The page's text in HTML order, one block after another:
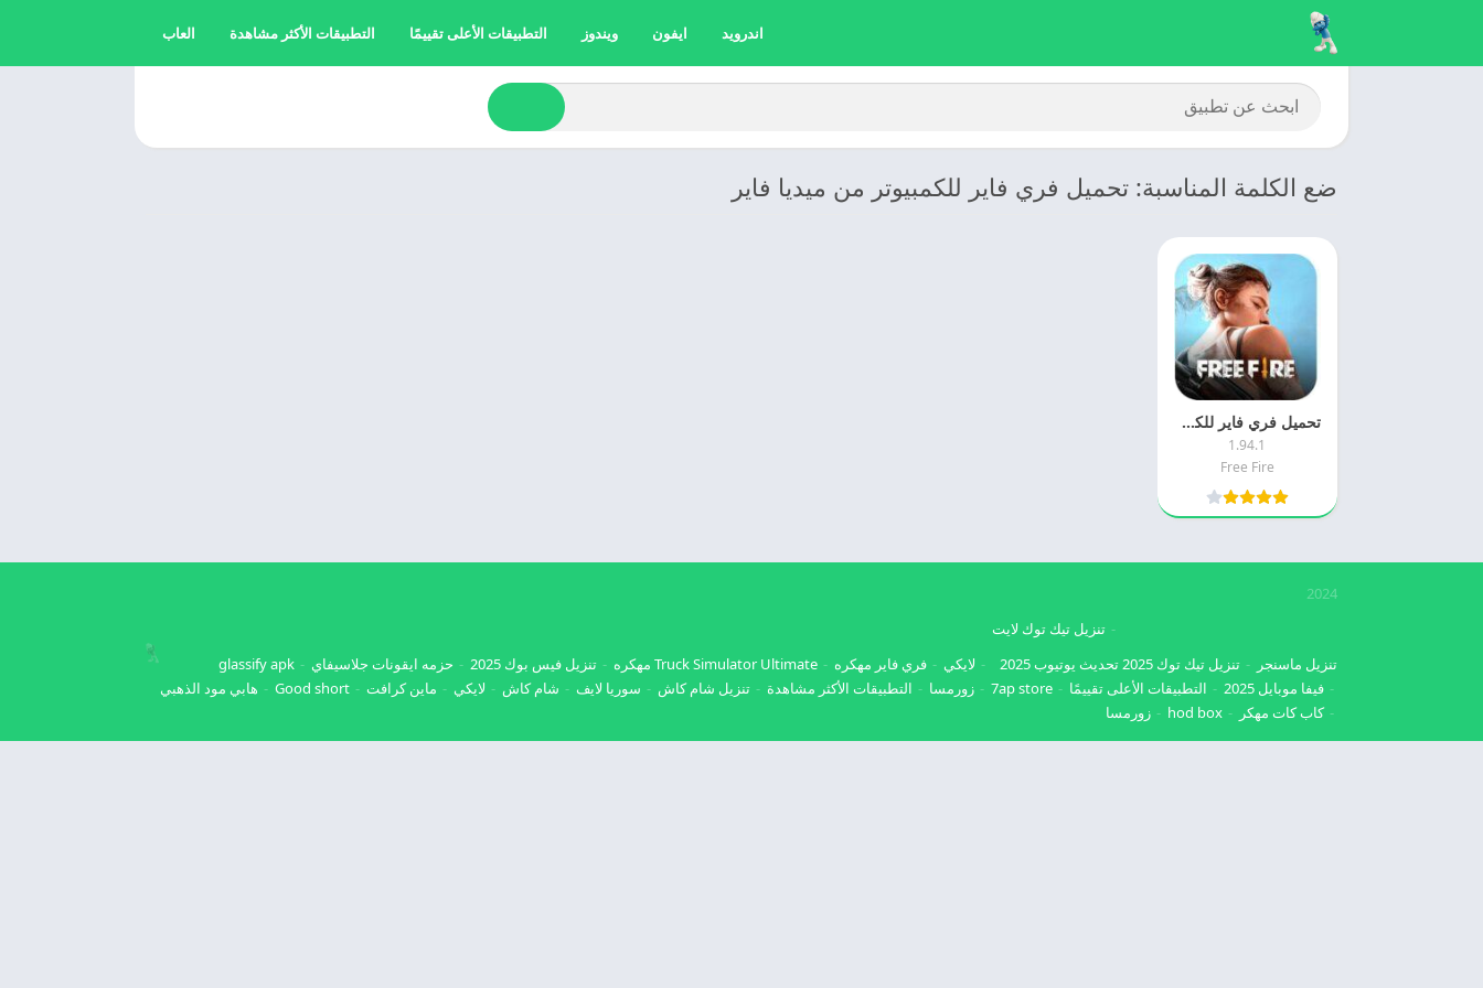
اندرويد ايفون ويندوز التطبيقات الأعلى تقييمًا التطبيقات الأكثر مشاهدة العاب
ضع الكلمة المناسبة: تحميل فري فاير للكمبيوتر من ميديا فاير
تحميل فري فاير للكمييوتر 2025 Free Fire PC اخر اصدار
1.94.1
Free Fire
2024
تنزيل ماسنجر تنزيل تيك توك 2025
تنزيل تيك توك لايت
تحديث يوتيوب 2025
لايكي فري فاير مهكره Truck Simulator Ultimate مهكره تنزيل فيس بوك 2025 حزمه ايقونات جلاسيفاي
glassify apk
فيفا موبايل 2025
التطبيقات الأعلى تقييمًا 7ap store زورمسا التطبيقات الأكثر مشاهدة تنزيل شام كاش سوريا لايف شام كاش لايكي ماين كرافت Good short
هابي مود الذهبي
كاب كات مهكر
hod box زورمسا